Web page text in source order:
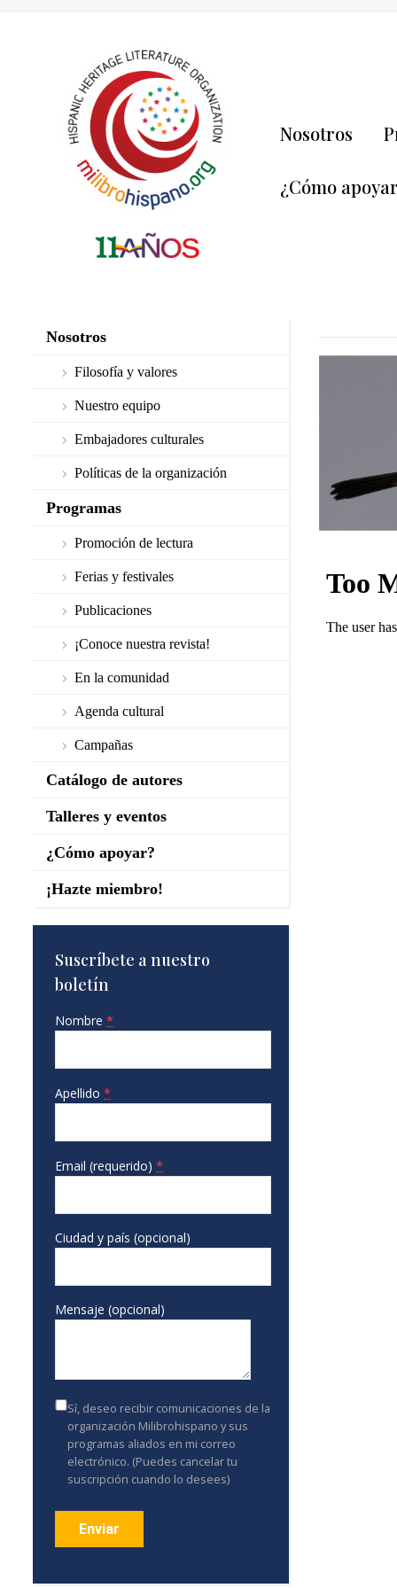
Nosotros
¿Cómo
Nosotros
Filosofía y valores
Nuestro equipo
Embajadores culturales
Políticas de la organización
Programas
Promoción de lectura
Ferias y festivales
Publicaciones
¡Conoce nuestra revista!
En la comunidad
Agenda cultural
Campañas
Catálogo de autores
Talleres y eventos
¿Cómo apoyar?
¡Hazte miembro!
Suscríbete a nuestro
boletín
Nombre *
Apellido *
Email (requerido) *
Ciudad y país (opcional)
Mensaje (opcional)
Sí, deseo recibir comunicaciones de la
organización Milibrohispano y sus
programas aliados en mi correo
electrónico. (Puedes cancelar tu
suscripción cuando lo desees)